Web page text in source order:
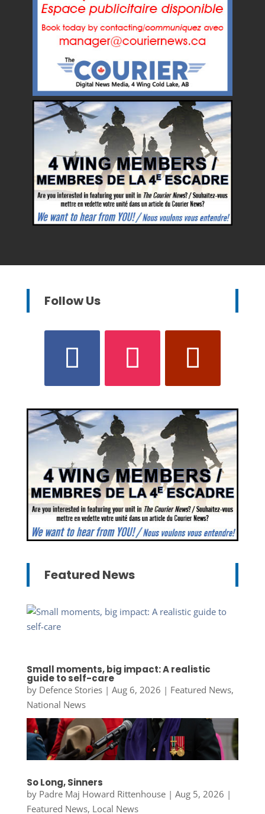
Follow Us
Featured News
Small moments, big impact: A realistic
guide to self-care
by Defence Stories| Aug 6, 2026 | Featured News,
National News
So Long, Sinners
by Padre Maj Howard Rittenhouse| Aug 5, 2026 |
Featured News, Local News